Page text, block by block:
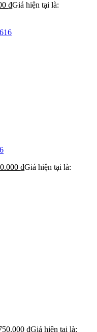
₫Giá hiện tại là:
₫Giá hiện tại là:
₫Giá hiện tại là: